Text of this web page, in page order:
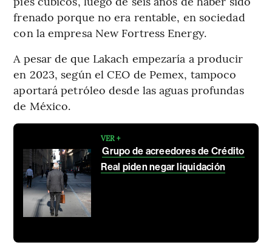
frenado porque no era rentable, en sociedad
con la empresa New Fortress Energy.
A pesar de que Lakach empezaría a producir
en 2023, según el CEO de Pemex, tampoco
aportará petróleo desde las aguas profundas
de México.
VER +
Grupo de acreedores de Crédito
Real piden negar liquidación